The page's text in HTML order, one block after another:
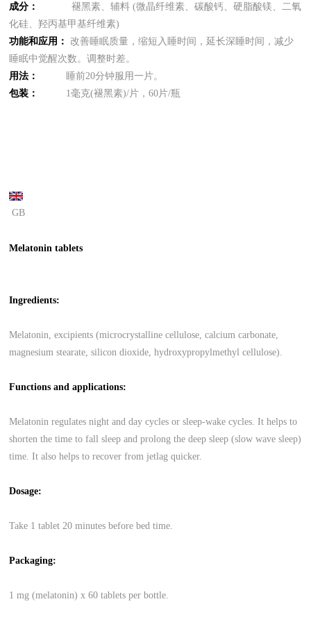
成分：
褪黑素、辅料 (微晶纤维素、碳酸钙、硬脂酸镁、二氧
化硅、羟丙基甲基纤维素)
功能和应用：
改善睡眠质量，缩短入睡时间，延长深睡时间，减少
睡眠中觉醒次数。调整时差。
用法：
睡前20分钟服用一片。
包装：
1毫克(褪黑素)/片，60片/瓶
GB
Melatonin tablets
Ingredients:
Melatonin, excipients (microcrystalline cellulose, calcium carbonate,
magnesium stearate, silicon dioxide, hydroxypropylmethyl cellulose).
Functions and applications:
Melatonin regulates night and day cycles or sleep-wake cycles. It helps to
shorten the time to fall sleep and prolong the deep sleep (slow wave sleep)
time. It also helps to recover from jetlag quicker.
Dosage:
Take 1 tablet 20 minutes before bed time.
Packaging:
1 mg (melatonin) x 60 tablets per bottle.